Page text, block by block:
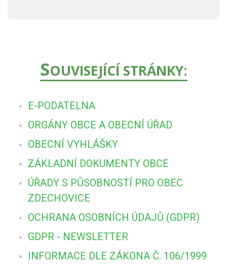
SOUVISEJÍCÍ STRÁNKY:
E-PODATELNA
ORGÁNY OBCE A OBECNÍ ÚŘAD
OBECNÍ VYHLÁŠKY
ZÁKLADNÍ DOKUMENTY OBCE
ÚŘADY S PŮSOBNOSTÍ PRO OBEC
ZDECHOVICE
OCHRANA OSOBNÍCH ÚDAJŮ (GDPR)
GDPR - NEWSLETTER
INFORMACE DLE ZÁKONA Č. 106/1999